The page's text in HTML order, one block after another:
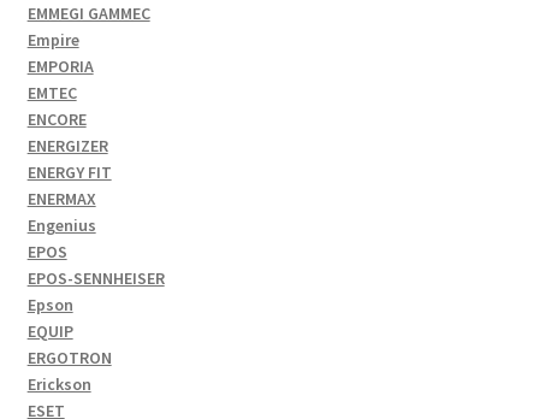
EMMEGI GAMMEC
Empire
EMPORIA
EMTEC
ENCORE
ENERGIZER
ENERGY FIT
ENERMAX
Engenius
EPOS
EPOS-SENNHEISER
Epson
EQUIP
ERGOTRON
Erickson
ESET